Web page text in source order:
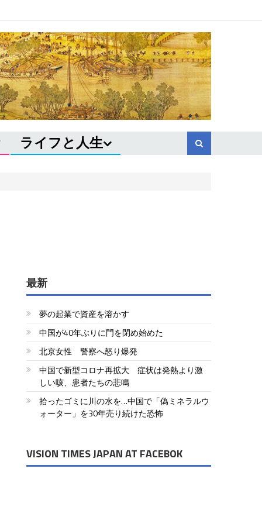
ライフと人生
最新
夢の起業で資産を溶かす
中国が40年ぶりに門を閉め始めた
北京女性 警察へ怒り爆発
中国で新型コロナ再拡大 症状は発熱より激
しい咳、患者たちの悲鳴
拾ったゴミに川の水を…中国で「偽ミネラルウ
ォーター」を30年売り続けた恐怖
VISION TIMES JAPAN AT FACEBOK